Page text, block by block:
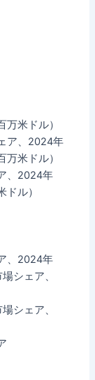
米ドル）
ア、2024年
米ドル）
、2024年
ル）
、2024年
シェア、
シェア、